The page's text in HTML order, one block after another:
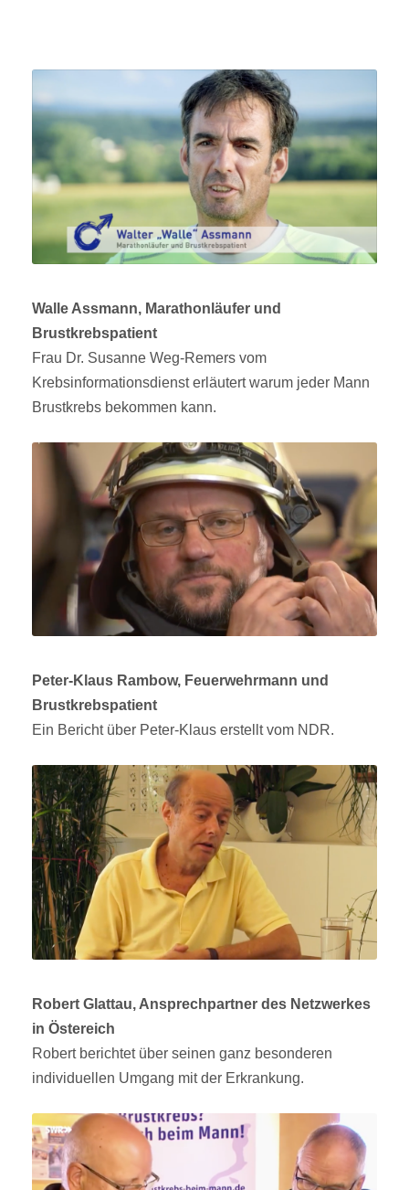
Walle Assmann, Marathonläufer und
Brustkrebspatient
Frau Dr. Susanne Weg-Remers vom
Krebsinformationsdienst erläutert warum jeder Mann
Brustkrebs bekommen kann.
Peter-Klaus Rambow, Feuerwehrmann und
Brustkrebspatient
Ein Bericht über Peter-Klaus erstellt vom NDR.
Robert Glattau, Ansprechpartner des Netzwerkes
in Östereich
Robert berichtet über seinen ganz besonderen
individuellen Umgang mit der Erkrankung.